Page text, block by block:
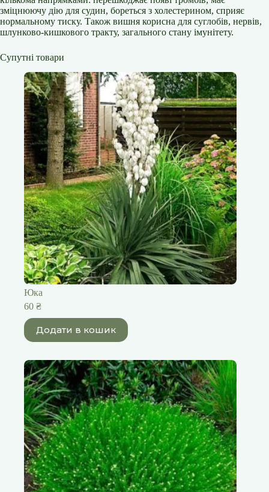
зміцнюючу дію для судин, бореться з холестерином, сприяє
нормальному тиску. Також вишня корисна для суглобів, нервів,
шлунково-кишкового тракту, загального стану імунітету.
Супутні товари
Юка
60 ₴
Додати в кошик